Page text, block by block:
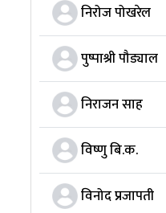
निरोज पोखरेल
पुष्पाश्री पौड्याल
निराजन साह
विष्णु बि.क.
विनोद प्रजापती